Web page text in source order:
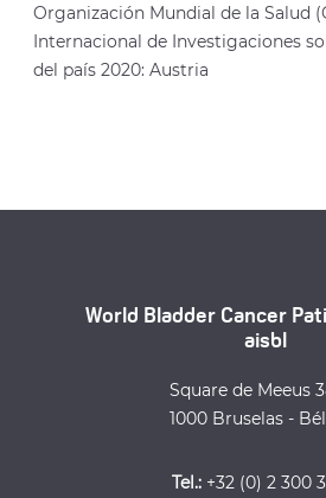
Organización Mundial de la Salud
Internacional de Investigaciones
del país 2020: Austria
World Bladder Cancer
aisbl
Square de Meeus
1000 Bruselas -
Tel.:+32 (0) 2 300